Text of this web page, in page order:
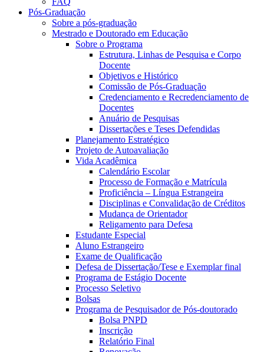
Pós-Graduação
Sobre a pós-graduação
Mestrado e Doutorado em Educação
Sobre o Programa
Estrutura, Linhas de Pesquisa e Corpo
Docente
Objetivos e Histórico
Comissão de Pós-Graduação
Credenciamento e Recredenciamento de
Docentes
Anuário de Pesquisas
Dissertações e Teses Defendidas
Planejamento Estratégico
Projeto de Autoavaliação
Vida Acadêmica
Calendário Escolar
Processo de Formação e Matrícula
Proficiência – Língua Estrangeira
Disciplinas e Convalidação de Créditos
Mudança de Orientador
Religamento para Defesa
Estudante Especial
Aluno Estrangeiro
Exame de Qualificação
Defesa de Dissertação/Tese e Exemplar final
Programa de Estágio Docente
Processo Seletivo
Bolsas
Programa de Pesquisador de Pós-doutorado
Bolsa PNPD
Inscrição
Relatório Final